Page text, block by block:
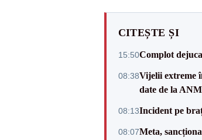
CITEȘTE ȘI
15:50Complot
08:38Vijelii extreme
date de la ANM
08:13Incident pe
08:07Meta,